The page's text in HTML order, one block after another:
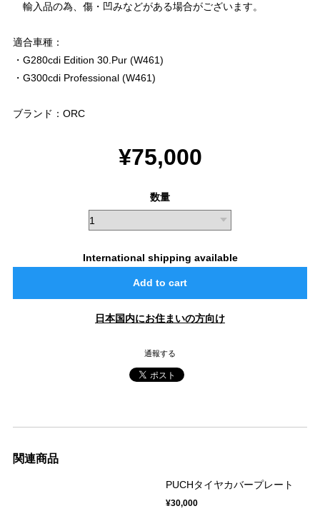
輸入品の為、傷・凹みなどがある場合がございます。
適合車種：
・G280cdi Edition 30.Pur (W461)
・G300cdi Professional (W461)
ブランド：ORC
¥75,000
数量
International shipping available
Add to cart
日本国内にお住まいの方向け
通報する
関連商品
PUCHタイヤカバープレート
¥30,000